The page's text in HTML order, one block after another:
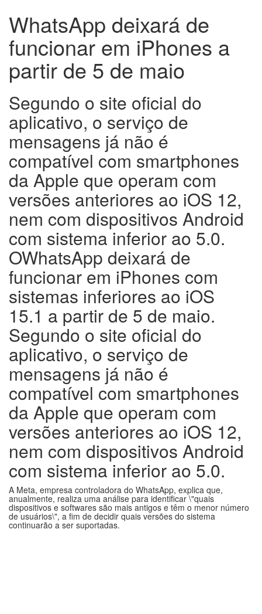
WhatsApp deixará de
funcionar em iPhones a
partir de 5 de maio
Segundo o site oficial do
aplicativo, o serviço de
mensagens já não é
compatível com smartphones
da Apple que operam com
versões anteriores ao iOS 12,
nem com dispositivos Android
com sistema inferior ao 5.0.
OWhatsApp deixará de
funcionar em iPhones com
sistemas inferiores ao iOS
15.1 a partir de 5 de maio.
Segundo o site oficial do
aplicativo, o serviço de
mensagens já não é
compatível com smartphones
da Apple que operam com
versões anteriores ao iOS 12,
nem com dispositivos Android
com sistema inferior ao 5.0.
A Meta, empresa controladora do WhatsApp, explica que,
anualmente, realiza uma análise para identificar \"quais
dispositivos e softwares são mais antigos e têm o menor número
de usuários\", a fim de decidir quais versões do sistema
continuarão a ser suportadas.